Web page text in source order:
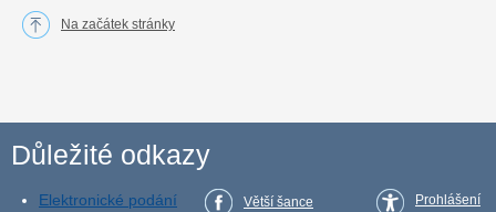
Na začátek stránky
Důležité odkazy
Elektronické podání
Větší šance
Prohlášení